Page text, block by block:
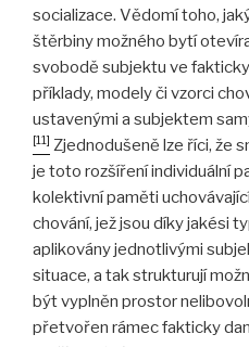
socializace. Vědomí toho,
štěrbiny možného bytí
svobodě subjektu ve
příklady, modely či vzorci
ustavenými a subjektem
[11] Zjednodušeně lze říci, že
je toto rozšíření individuální
kolektivní paměti
chování, jež jsou díky jakési
aplikovány jednotlivými
situace, a tak strukturují
být vyplněn prostor
přetvořen rámec fakticky